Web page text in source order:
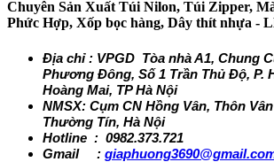
Chuyên Sản Xuất Túi Nilon, Túi Zipper,
Phức Hợp, Xốp bọc hàng, Dây thít nhựa -
Địa chỉ : VPGD Tòa nhà A1, Chung
Phương Đông, Số 1 Trần Thủ Độ, P.
Hoàng Mai, TP Hà Nội
NMSX: Cụm CN Hồng Vân, Thôn
Thường Tín, Hà Nội
Hotline : 0982.373.721
Gmail :